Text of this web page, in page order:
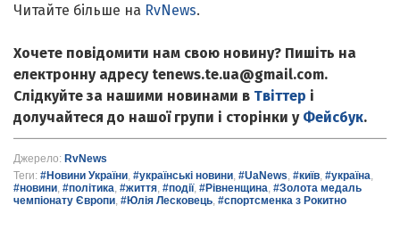
Читайте більше на RvNews.
Хочете повідомити нам свою новину? Пишіть на
електронну адресу tenews.te.ua@gmail.com.
Слідкуйте за нашими новинами в Твіттер і
долучайтеся до нашої групи і сторінки у Фейсбук.
Джерело: RvNews
Теги: #Новини України, #українські новини, #UaNews, #київ, #україна,
#новини, #політика, #життя, #події, #Рівненщина, #Золота медаль
чемпіонату Європи, #Юлія Лесковець, #спортсменка з Рокитно